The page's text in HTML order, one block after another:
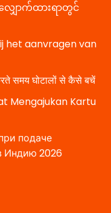
ောက်ထားရာတွင်
het aanvragen van
समय घोटालों से कैसे बचें
Mengajukan Kartu
подаче
Индию 2026